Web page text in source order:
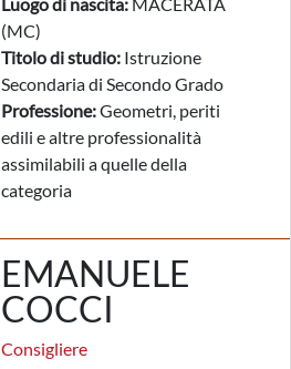
(MC)
Titolo di studio: Istruzione
Secondaria di Secondo Grado
Professione:Geometri, periti
edili e altre professionalità
assimilabili a quelle della
categoria
EMANUELE
COCCI
Consigliere